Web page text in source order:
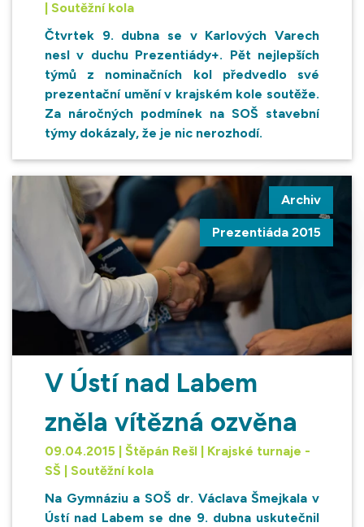
| Soutěžní kola
Čtvrtek 9. dubna se v Karlových Varech
nesl v duchu Prezentiády+. Pět nejlepších
týmů z nominačních kol předvedlo své
prezentační umění v krajském kole soutěže.
Za náročných podmínek na SOŠ stavební
týmy dokázaly, že je nic nerozhodí.
Archiv
Prezentiáda 2015
V Ústí nad Labem
zněla vítězná ozvěna
09.04.2015 | Štěpán Rešl | Krajské turnaje -
SŠ | Soutěžní kola
Na Gymnáziu a SOŠ dr. Václava Šmejkala v
Ústí nad Labem se dne 9. dubna uskutečnil